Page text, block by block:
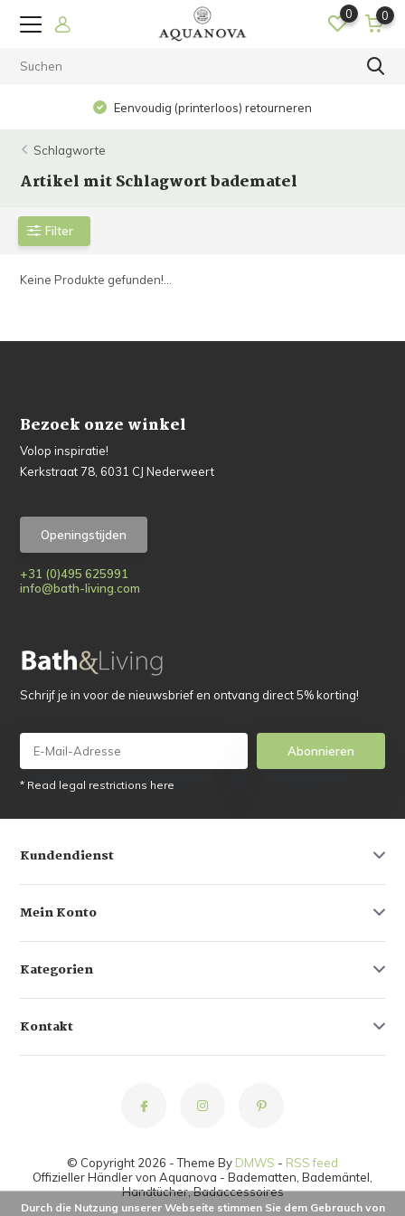
0 0
Eenvoudig (printerloos) retourneren
Schlagworte
Artikel mit Schlagwort badematel
Filter
Keine Produkte gefunden!...
Bezoek onze winkel
Volop inspiratie!
Kerkstraat 78, 6031 CJ Nederweert
Openingstijden
+31 (0)495 625991
info@bath-living.com
Schrijf je in voor de nieuwsbrief en ontvang direct 5% korting!
Abonnieren
* Read legal restrictions here
Kundendienst
Mein Konto
Kategorien
Kontakt
© Copyright 2026 - Theme By DMWS - RSS feed
Offizieller Händler von Aquanova - Badematten, Bademäntel,
Handtücher, Badaccessoires
Durch die Nutzung unserer Webseite stimmen Sie dem Gebrauch von